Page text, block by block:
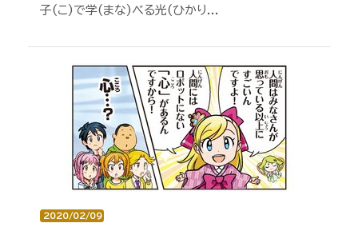
子(こ)で学(まな)べる光(ひかり...
2020/02/09